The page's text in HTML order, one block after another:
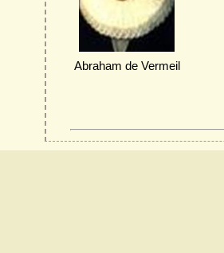
Abraham de Vermeil